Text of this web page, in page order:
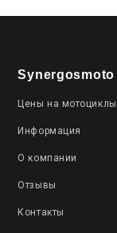
Synergosmoto
Цены на мотоциклы
Информация
О компании
Отзывы
Контакты